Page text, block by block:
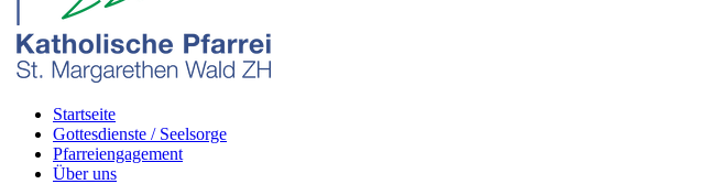
Startseite
Gottesdienste / Seelsorge
Pfarreiengagement
Über uns